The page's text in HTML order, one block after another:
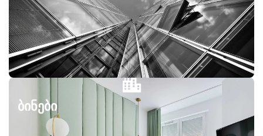
ბინები